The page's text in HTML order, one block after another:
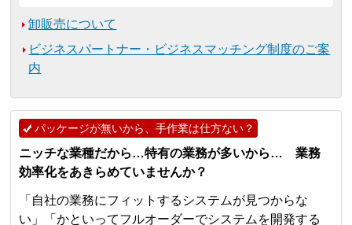
卸販売について
ビジネスパートナー・ビジネスマッチング制度のご案
内
パッケージが無いから、手作業は仕方ない？
ニッチな業種だから…特有の業務が多いから… 業務
効率化をあきらめていませんか？
「自社の業務にフィットするシステムが見つからな
い」「かといってフルオーダーでシステムを開発する